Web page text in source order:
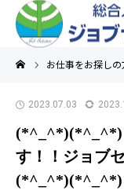
お仕事をお探しの
2023.07.03
(*^_^*)(*^_^*)
す！！ジョブ
(*^_^*)(*^_^*)